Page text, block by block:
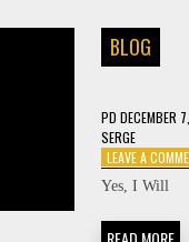
BLOG
PDDECEMBER
SERGE
LEAVE A
Yes, I Will